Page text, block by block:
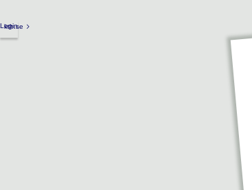
kth.se
Login